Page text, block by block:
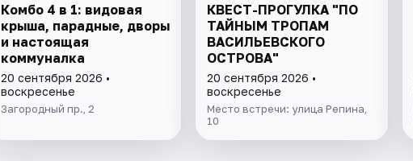
Комбо 4 в 1: видовая
крыша, парадные, дворы
и настоящая
коммуналка
20 сентября 2026 •
воскресенье
Загородный пр., 2
КВЕСТ-ПРОГУЛКА "ПО
ТАЙНЫМ ТРОПАМ
ВАСИЛЬЕВСКОГО
ОСТРОВА"
20 сентября 2026 •
воскресенье
Место встречи: улица Репина,
10